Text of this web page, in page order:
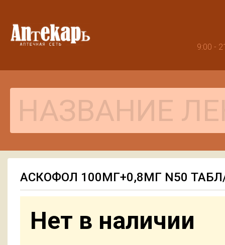
9:00 -
АСКОФОЛ 100МГ+0,8МГ N50
Нет в наличии